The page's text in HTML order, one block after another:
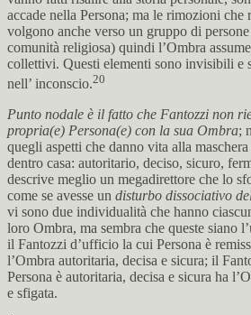
accade nella Persona; ma le rimozioni che
volgono anche verso un gruppo di
comunità religiosa) quindi l’Ombra
collettivi. Questi elementi sono invisibili e
nell’ inconscio.20
Punto nodale è il fatto che Fantozzi non
propria(e) Persona(e) con la sua Ombra;
quegli aspetti che danno vita alla
dentro casa: autoritario, deciso, sicuro,
descrive meglio un megadirettore che lo
come se avesse un disturbo dissociativo
vi sono due individualità che hanno
loro Ombra, ma sembra che queste siano
il Fantozzi d’ufficio la cui Persona è
l’Ombra autoritaria, decisa e sicura; il
Persona è autoritaria, decisa e sicura ha
e sfigata.